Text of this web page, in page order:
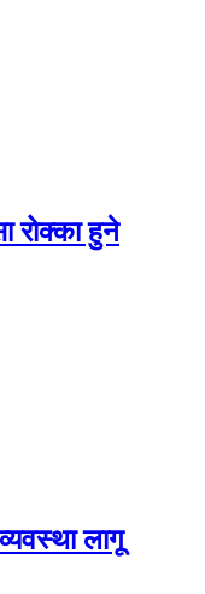
रोक्का हुने
लागू